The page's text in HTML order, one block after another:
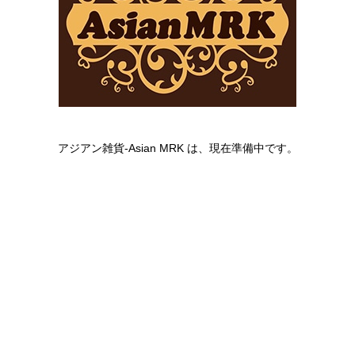
アジアン雑貨-Asian MRK は、現在準備中です。